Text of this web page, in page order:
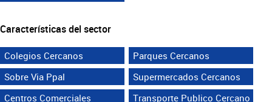
Características del sector
Colegios Cercanos
Parques Cercanos
Sobre Via Ppal
Supermercados Cercanos
Centros Comerciales
Transporte Publico Cercano